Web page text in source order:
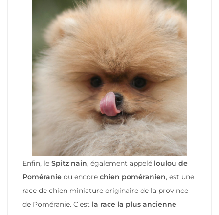
Enfin, le Spitz nain, également appelé loulou de
Poméranie ou encore chien poméranien, est une
race de chien miniature originaire de la province
de Poméranie. C’est la race la plus ancienne